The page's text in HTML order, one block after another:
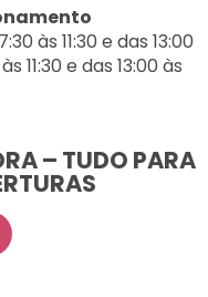
às 11:30 e das 13:00
11:30 e das 13:00 às
– TUDO PARA